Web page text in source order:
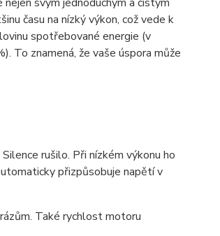
času na nízký výkon, což vede k
spotřebované energie (v
To znamená, že vaše úspora může
rušilo. Při nízkém výkonu ho
přizpůsobuje napětí v
Také rychlost motoru